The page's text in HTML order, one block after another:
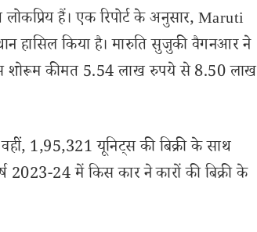
हैं। एक रिपोर्ट के अनुसार, Maruti
हासिल किया है। मारुति सुजुकी वैगनआर ने
शोरूम कीमत 5.54 लाख रुपये से 8.50 लाख
1,95,321 यूनिट्स की बिक्री के साथ
2023-24 में किस कार ने कारों की बिक्री के